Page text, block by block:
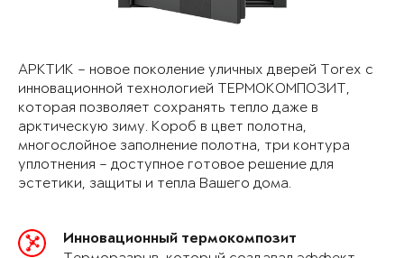
АРКТИК – новое поколение уличных дверей Torex с
инновационной технологией ТЕРМОКОМПОЗИТ,
которая позволяет сохранять тепло даже в
арктическую зиму. Короб в цвет полотна,
многослойное заполнение полотна, три контура
уплотнения – доступное готовое решение для
эстетики, защиты и тепла Вашего дома.
Инновационный термокомпозит